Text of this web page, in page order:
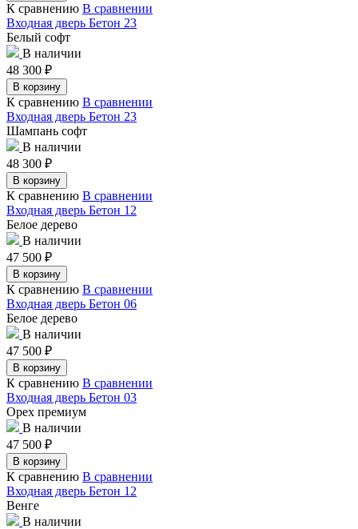
К сравнению В сравнении
Входная дверь Бетон 23
Белый софт
В наличии
48 300 ₽
В корзину
К сравнению В сравнении
Входная дверь Бетон 23
Шампань софт
В наличии
48 300 ₽
В корзину
К сравнению В сравнении
Входная дверь Бетон 12
Белое дерево
В наличии
47 500 ₽
В корзину
К сравнению В сравнении
Входная дверь Бетон 06
Белое дерево
В наличии
47 500 ₽
В корзину
К сравнению В сравнении
Входная дверь Бетон 03
Орех премиум
В наличии
47 500 ₽
В корзину
К сравнению В сравнении
Входная дверь Бетон 12
Венге
В наличии